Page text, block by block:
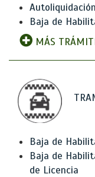
Baja de
MÁS
Baja de
Baja de
de Licencia